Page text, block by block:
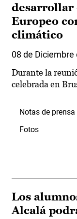
desarrollar
Europeo
climático
08 de Diciembre
Durante la
celebrada en
Notas de prensa
Fotos
Los
Alcalá